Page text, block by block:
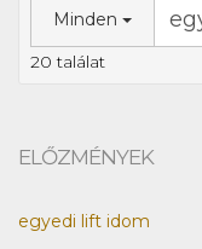
Minden
20 találat
ELŐZMÉNYEK
egyedi lift idom